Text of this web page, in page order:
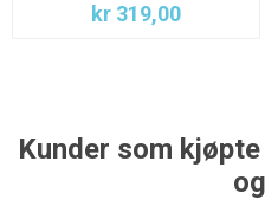
kr 319,00
Kunder som